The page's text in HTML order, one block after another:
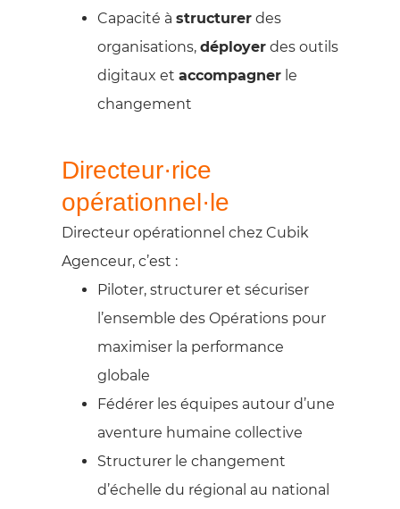
Capacité à structurer des
organisations, déployer des outils
digitaux et accompagner le
changement
Directeur·rice
opérationnel·le
Directeur opérationnel chez Cubik
Agenceur, c’est :
Piloter, structurer et sécuriser
l’ensemble des Opérations pour
maximiser la performance
globale
Fédérer les équipes autour d’une
aventure humaine collective
Structurer le changement
d’échelle du régional au national